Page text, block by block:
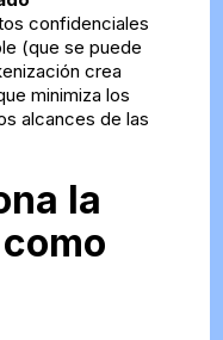
confidenciales
(que se puede
crea
minimiza los
alcances de las
la